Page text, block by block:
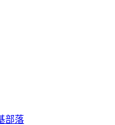
部落